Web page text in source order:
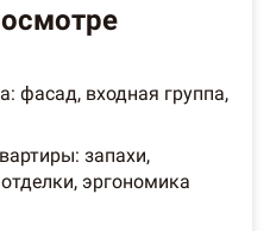
фасад, входная группа,
запахи,
эргономика